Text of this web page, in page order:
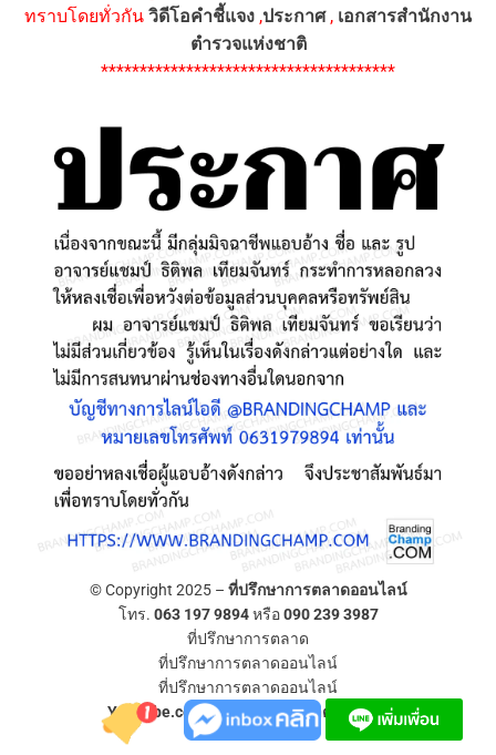
ทราบโดยทั่วกัน วิดีโอคำชี้แจง ,ประกาศ, เอกสารสำนักงาน
ตำรวจแห่งชาติ
**************************************
© Copyright 2025 – ที่ปรึกษาการตลาดออนไลน์
โทร. 063 197 9894หรือ090 239 3987
ที่ปรึกษาการตลาด
ที่ปรึกษาการตลาดออนไลน์
ที่ปรึกษาการตลาดออนไลน์
YouTube.com/ที่ปรึกษาการตลาดออนไลน์